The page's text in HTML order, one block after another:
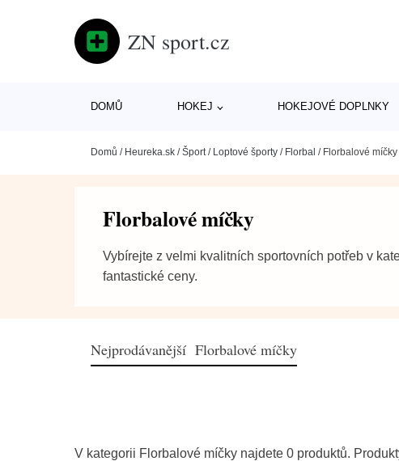
ZN sport.cz
DOMŮ HOKEJ HOKEJOVÉ DOPLNKY
Domů / Heureka.sk /Šport/ Loptové športy / Florbal / Florbalové míčky
Florbalové míčky
Vybírejte z velmi kvalitních sportovních potřeb v
fantastické ceny.
Nejprodávanější Florbalové míčky
V kategorii Florbalové míčky najdete 0 produktů.